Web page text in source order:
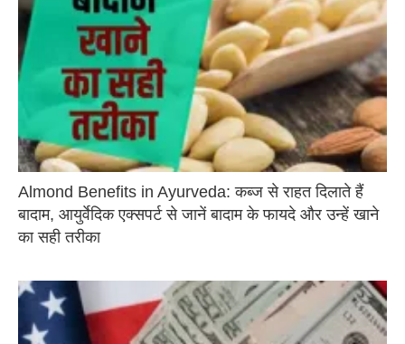
Almond Benefits in Ayurveda: कब्ज से राहत दिलाते हैं
बादाम, आयुर्वेदिक एक्सपर्ट से जानें बादाम के फायदे और उन्हें खाने
का सही तरीका